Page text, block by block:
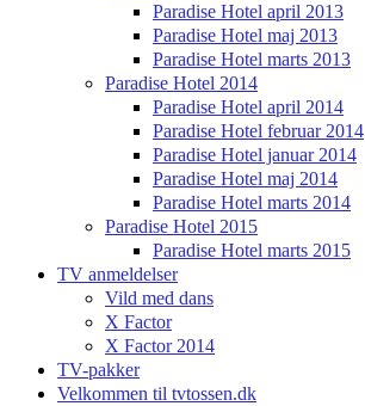
Paradise Hotel april 2013
Paradise Hotel maj 2013
Paradise Hotel marts 2013
Paradise Hotel 2014
Paradise Hotel april 2014
Paradise Hotel februar 2014
Paradise Hotel januar 2014
Paradise Hotel maj 2014
Paradise Hotel marts 2014
Paradise Hotel 2015
Paradise Hotel marts 2015
TV anmeldelser
Vild med dans
X Factor
X Factor 2014
TV-pakker
Velkommen til tvtossen.dk